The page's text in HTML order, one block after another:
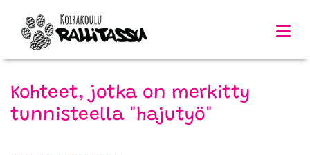
Kohteet, jotka on merkitty
tunnisteella "hajutyö"